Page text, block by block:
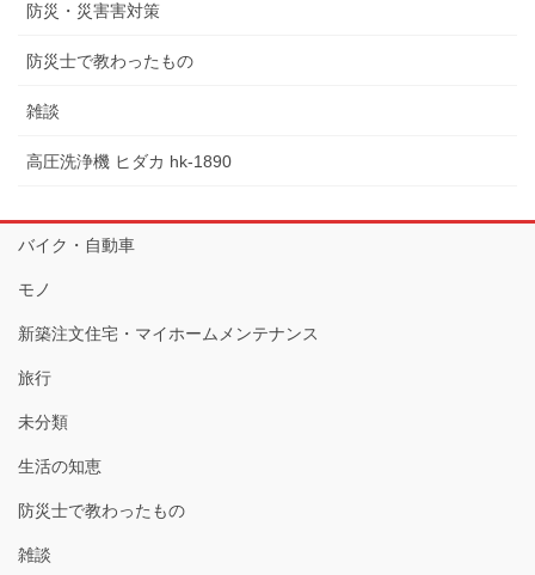
防災・災害害対策
防災士で教わったもの
雑談
高圧洗浄機 ヒダカ hk-1890
バイク・自動車
モノ
新築注文住宅・マイホームメンテナンス
旅行
未分類
生活の知恵
防災士で教わったもの
雑談